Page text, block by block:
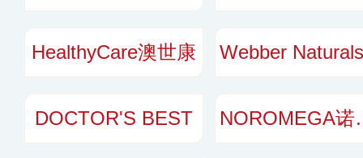
HealthyCare澳世康
DOCTOR'S BEST